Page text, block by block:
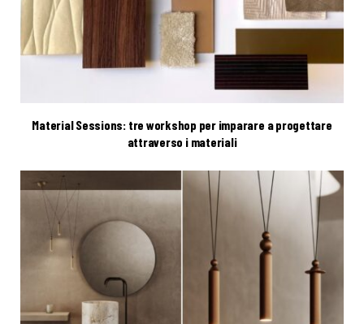
Material Sessions: tre workshop per imparare a progettare
attraverso i materiali